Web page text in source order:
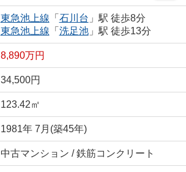
東急池上線 「 石川台 」駅 徒歩8分
東急池上線 「 洗足池」駅 徒歩13分
8,890万円
34,500円
123.42㎡
1981年 7月(築45年)
中古マンション / 鉄筋コンクリート